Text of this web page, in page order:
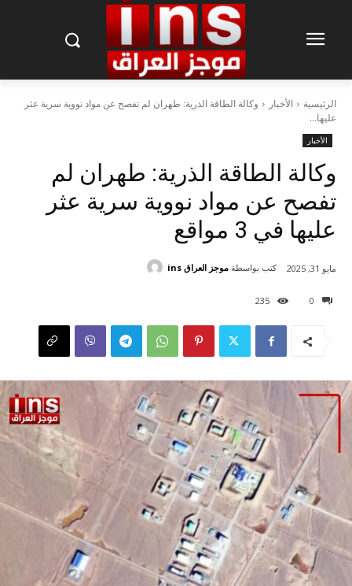
الرئيسية الأخبار
وكالة الطاقة الذرية: طهران لم تفصح عن مواد نووية سرية عثر
عليها...
الأخبار
وكالة الطاقة الذرية: طهران لم
تفصح عن مواد نووية سرية عثر
عليها في 3 مواقع
0
235
مايو 31, 2025 كتب بواسطة موجز العراق ins